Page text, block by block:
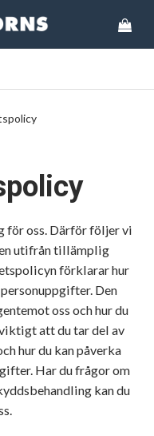
för oss. Därför följer vi
utifrån tillämplig
förklarar hur
Den
oss och hur du
att du tar del av
hur du kan påverka
Har du frågor om
kan du